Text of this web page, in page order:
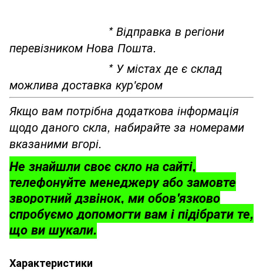
* Відправка в регіони
перевізником Нова Пошта.
* У містах де є склад
можлива доставка кур'єром
Якщо вам потрібна додаткова інформація
щодо даного скла, набирайте за номерами
вказаними вгорі.
Не знайшли своє скло на сайті,
телефонуйте менеджеру або замовте
зворотний дзвінок, ми обов'язково
спробуємо допомогти вам і підібрати те,
що ви шукали.
Характеристики